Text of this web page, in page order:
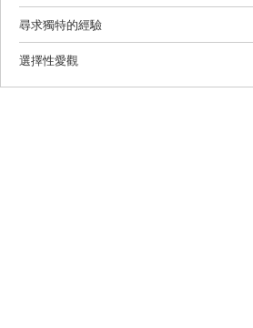
尋求獨特的經驗
選擇性愛觀